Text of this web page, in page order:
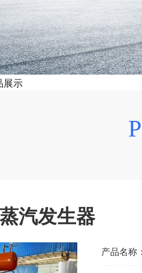
展示
汽发生器
产品名称